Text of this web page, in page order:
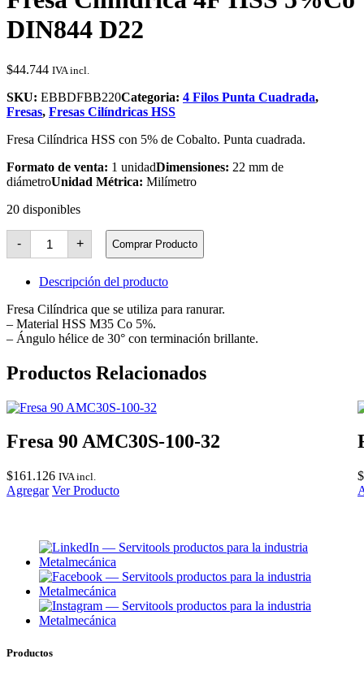
DIN844 D22
$44.744 IVA incl.
SKU: EBBDFBB220Categoria: 4 Filos Punta Cuadrada,
Fresas, Fresas Cilíndricas HSS
Fresa Cilíndrica HSS con 5% de Cobalto. Punta cuadrada.
Formato de venta: 1 unidadDimensiones: 22 mm de
diámetroUnidad Métrica: Milímetro
20 disponibles
-
Fresa
Cilíndrica
4F
HSS
5%Co
D22
cantidad
+ Comprar Producto
Descripción del producto
Fresa Cilíndrica que se utiliza para ranurar.
– Material HSS M35 Co 5%.
– Ángulo hélice de 30° con terminación brillante.
Productos Relacionados
Fresa 90 AMC30S-100-32
$161.126 IVA incl.
Agregar Ver Producto
$
Productos